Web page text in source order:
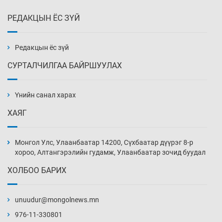
3 цаг 24 мин
3 цаг 54 мин
4 цаг 24 мин
4 цаг 54 мин
РЕДАКЦЫН ЁС ЗҮЙ
Редакцын ёс зүй
СУРТАЛЧИЛГАА БАЙРШУУЛАХ
Үнийн санал харах
ХАЯГ
Монгол Улс, Улаанбаатар 14200, Сүхбаатар дүүрэг 8-р
хороо, Алтангэрэлийн гудамж, Улаанбаатар зочид буудал
ХОЛБОО БАРИХ
unuudur@mongolnews.mn
976-11-330801